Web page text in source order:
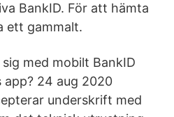
BankID. För att hämta
ett gammalt.
med mobilt BankID
24 aug 2020
underskrift med